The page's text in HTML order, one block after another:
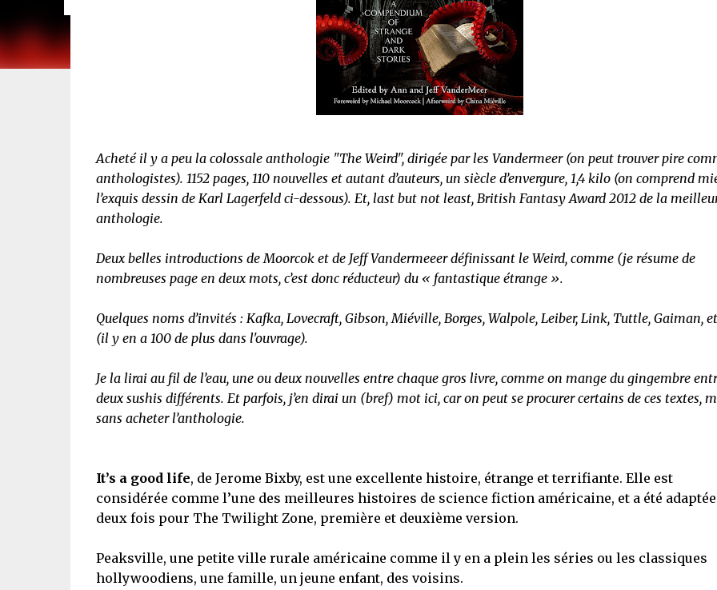
Acheté il y a peu la colossale anthologie "The Weird", dirigée par les Vandermeer (on peut trouver pire
anthologistes). 1152 pages, 110 nouvelles et autant d’auteurs, un siècle d’envergure, 1,4 kilo (on comprend
l’exquis dessin de Karl Lagerfeld ci-dessous). Et, last but not least, British Fantasy Award 2012 de la
anthologie.
Deux belles introductions de Moorcok et de Jeff Vandermeeer définissant le Weird, comme (je résume de
nombreuses page en deux mots, c’est donc réducteur) du « fantastique étrange ».
Quelques noms d’invités : Kafka, Lovecraft, Gibson, Miéville, Borges, Walpole, Leiber, Link, Tuttle, Gaiman,
(il y en a 100 de plus dans l'ouvrage).
Je la lirai au fil de l’eau, une ou deux nouvelles entre chaque gros livre, comme on mange du gingembre
deux sushis différents. Et parfois, j’en dirai un (bref) mot ici, car on peut se procurer certains de ces textes,
sans acheter l’anthologie.
It’s a good life, de Jerome Bixby, est une excellente histoire, étrange et terrifiante. Elle est
considérée comme l’une des meilleures histoires de science fiction américaine, et a été adaptée
deux fois pour The Twilight Zone, première et deuxième version.
Peaksville, une petite ville rurale américaine comme il y en a plein les séries ou les classiques
hollywoodiens, une famille, un jeune enfant, des voisins.